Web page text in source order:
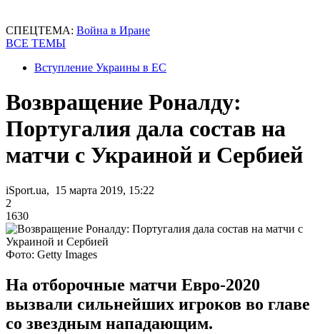
СПЕЦТЕМА: Война в Иране
ВСЕ ТЕМЫ
Вступление Украины в ЕС
Возвращение Роналду:
Португалия дала состав на
матчи с Украиной и Сербией
iSport.ua, 15 марта 2019, 15:22
2
1630
Фото: Getty Images
На отборочные матчи Евро-2020
вызвали сильнейших игроков во главе
со звездным нападающим.